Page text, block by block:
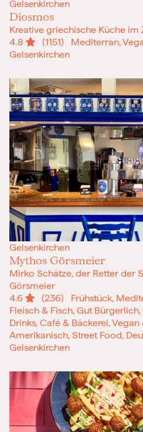
Gelsenkirchen
Diosmos
Kreative griechische Küche
4.8
(1151) Mediterran,
Gelsenkirchen
Gelsenkirchen
Mythos Görsmeier
Mirko Schätze, der Retter der
Görsmeier
4.6
(236) Frühstück,
Fleisch & Fisch, Gut
Drinks, Café & Bäckerei,
Amerikanisch, Street Food,
Gelsenkirchen